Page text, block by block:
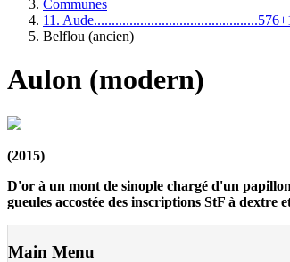
Communes
11.
Belflou (ancien)
Aulon (modern)
(2015)
D'or à un mont de sinople chargé d'un
gueules accostée des inscriptions StF à dextre
Main Menu